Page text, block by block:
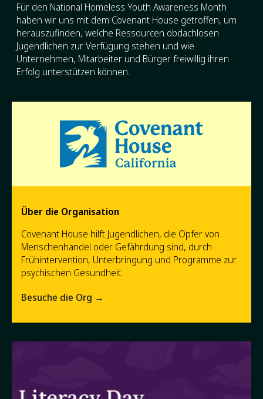
Für den National Homeless Youth Awareness Month
haben wir uns mit dem Covenant House getroffen, um
herauszufinden, welche Ressourcen obdachlosen
Jugendlichen zur Verfügung stehen und wie
Unternehmen, Mitarbeiter und Bürger freiwillig ihren
Erfolg unterstützen können.
Über die Organisation
Covenant House hilft Jugendlichen, die Opfer von
Menschenhandel oder Gefährdung sind, durch
Frühintervention, Unterbringung und Programme zur
psychischen Gesundheit.
Besuche die Org →